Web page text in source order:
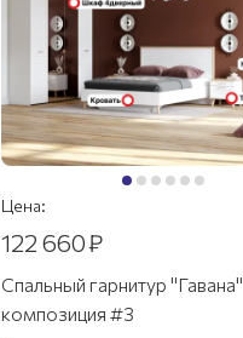
Цена:
122 660₽
Спальный гарнитур "Гавана"
композиция #3